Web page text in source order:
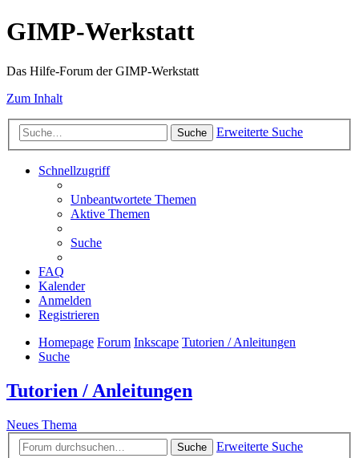
GIMP-Werkstatt
Das Hilfe-Forum der GIMP-Werkstatt
Zum Inhalt
Suche Erweiterte Suche
Schnellzugriff
Unbeantwortete Themen
Aktive Themen
Suche
FAQ
Kalender
Anmelden
Registrieren
Homepage Forum Inkscape Tutorien / Anleitungen
Suche
Tutorien / Anleitungen
Neues Thema
Suche
Erweiterte Suche